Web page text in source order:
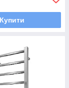
Купити